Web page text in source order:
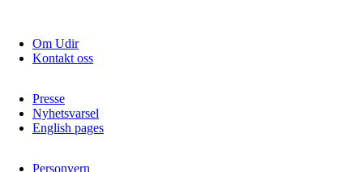
Om Udir
Kontakt oss
Presse
Nyhetsvarsel
English pages
Personvern